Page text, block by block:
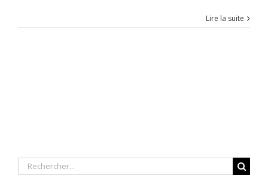
Lire la suite
Rechercher: